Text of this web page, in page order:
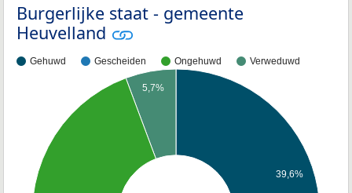
Burgerlijke staat - gemeente
Heuvelland
Gehuwd Gescheiden Ongehuwd Verweduwd
39,6%
5,7%